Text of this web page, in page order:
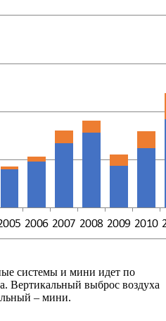
системы и мини идет по
Вертикальный выброс воздуха
– мини.